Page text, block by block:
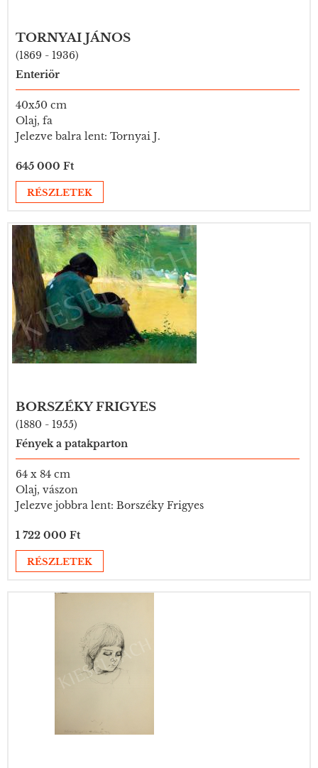
TORNYAI JÁNOS
(1869 - 1936)
Enteriör
40x50 cm
Olaj, fa
Jelezve balra lent: Tornyai J.
645 000 Ft
RÉSZLETEK
BORSZÉKY FRIGYES
(1880 - 1955)
Fények a patakparton
64 x 84 cm
Olaj, vászon
Jelezve jobbra lent: Borszéky Frigyes
1 722 000 Ft
RÉSZLETEK